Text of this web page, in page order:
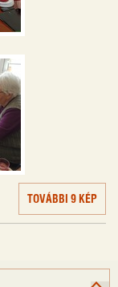
TOVÁBBI 9 KÉP